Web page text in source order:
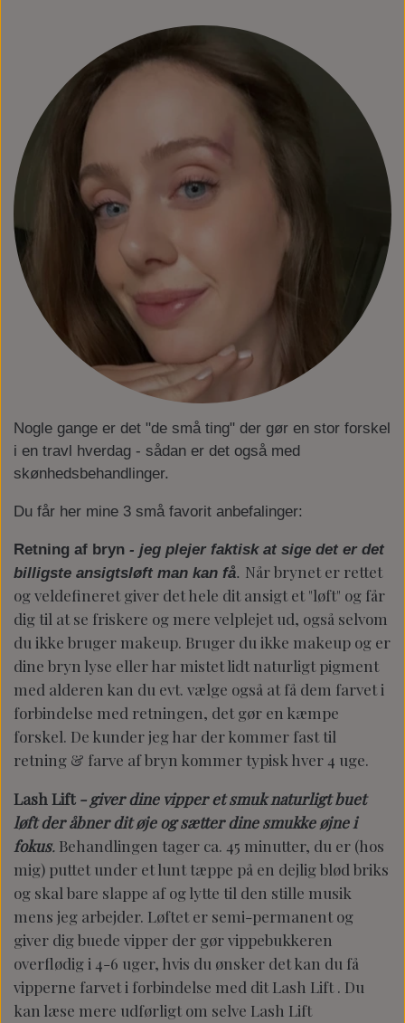
Nogle gange er det "de små ting" der gør en stor forskel
i en travl hverdag - sådan er det også med
skønhedsbehandlinger.
Du får her mine 3 små favorit anbefalinger:
Retning af bryn - jeg plejer faktisk at sige det er det
billigste ansigtsløft man kan få. Når brynet er rettet
og veldefineret giver det hele dit ansigt et "løft" og får
dig til at se friskere og mere velplejet ud, også selvom
du ikke bruger makeup. Bruger du ikke makeup og er
dine bryn lyse eller har mistet lidt naturligt pigment
med alderen kan du evt. vælge også at få dem farvet i
forbindelse med retningen, det gør en kæmpe
forskel. De kunder jeg har der kommer fast til
retning & farve af bryn kommer typisk hver 4 uge.
Lash Lift- giver dine vipper et smuk naturligt buet
løft der åbner dit øje og sætter dine smukke øjne i
fokus. Behandlingen tager ca. 45 minutter, du er (hos
mig) puttet under et lunt tæppe på en dejlig blød briks
og skal bare slappe af og lytte til den stille musik
mens jeg arbejder. Løftet er semi-permanent og
giver dig buede vipper der gør vippebukkeren
overflødig i 4-6 uger, hvis du ønsker det kan du få
vipperne farvet i forbindelse med dit Lash Lift . Du
kan læse mere udførligt om selve Lash Lift